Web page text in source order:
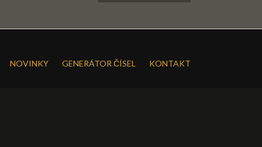
NOVINKY GENERÁTOR ČÍSEL
KONTAKT